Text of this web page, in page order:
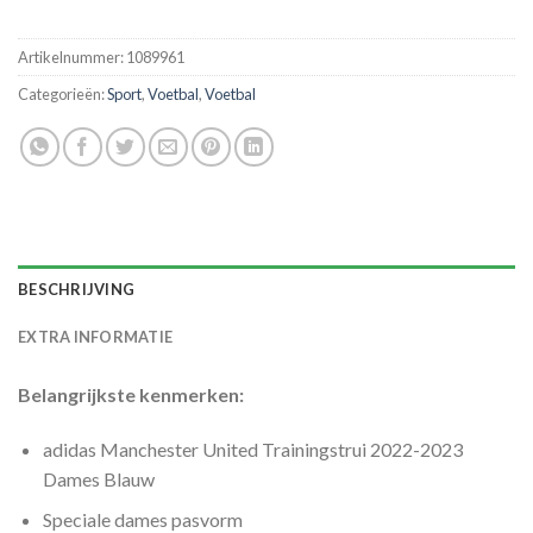
Artikelnummer:1089961
Categorieën:Sport,Voetbal,Voetbal
BESCHRIJVING
EXTRA INFORMATIE
Belangrijkste kenmerken:
adidas Manchester United Trainingstrui 2022-2023
Dames Blauw
Speciale dames pasvorm